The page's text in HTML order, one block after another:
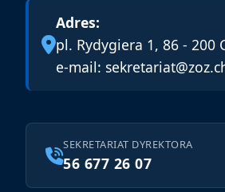
Adres:
pl. Rydygiera 1, 86 - 200
e-mail:
SEKRETARIAT DYREKTORA
56 677 26 07